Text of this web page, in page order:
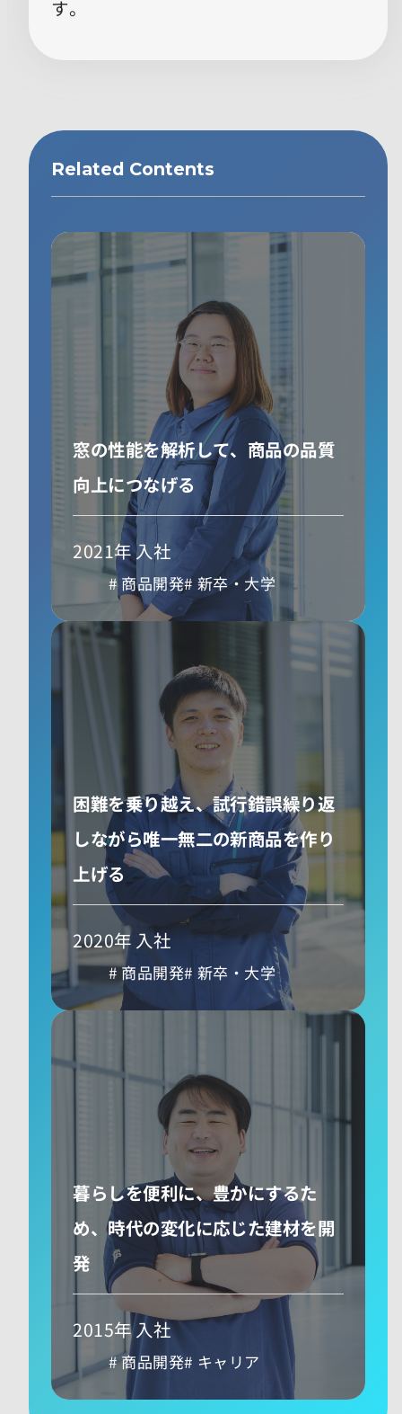
す。
Related Contents
窓の性能を解析して、商品の品質
向上につなげる
2021年 入社
商品開発 新卒・大学
困難を乗り越え、試行錯誤繰り返
しながら唯一無二の新商品を作り
上げる
2020年 入社
商品開発 新卒・大学
暮らしを便利に、豊かにするた
め、時代の変化に応じた建材を開
発
2015年 入社
商品開発 キャリア